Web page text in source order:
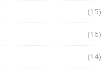
(15)
(16)
(14)